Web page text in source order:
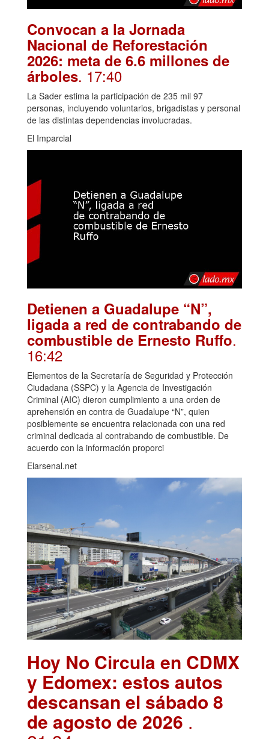
Convocan a la Jornada
Nacional de Reforestación
2026: meta de 6.6 millones de
árboles. 17:40
La Sader estima la participación de 235 mil 97
personas, incluyendo voluntarios, brigadistas y personal
de las distintas dependencias involucradas.
El Imparcial
Detienen a Guadalupe “N”,
ligada a red de contrabando de
combustible de Ernesto Ruffo.
16:42
Elementos de la Secretaría de Seguridad y Protección
Ciudadana (SSPC) y la Agencia de Investigación
Criminal (AIC) dieron cumplimiento a una orden de
aprehensión en contra de Guadalupe “N”, quien
posiblemente se encuentra relacionada con una red
criminal dedicada al contrabando de combustible. De
acuerdo con la información proporci
Elarsenal.net
Hoy No Circula en CDMX
y Edomex: estos autos
descansan el sábado 8
de agosto de 2026 .